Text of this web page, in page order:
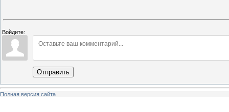
Войдите:
Отправить
Полная версия сайта